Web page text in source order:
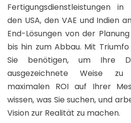
Fertigungsdienstleistungen in
den USA, den VAE und Indien
End-Lösungen von der
bis hin zum Abbau. Mit
Sie benötigen, um Ihre
ausgezeichnete Weise
maximalen ROI auf Ihrer
wissen, was Sie suchen, und
Vision zur Realität zu machen.